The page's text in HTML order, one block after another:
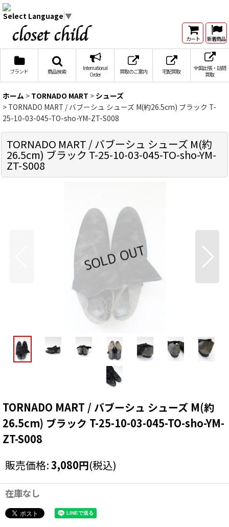
Select Language ▼
カート 新着商品
ブランド 商品検索
International
Order
買取のご案内 宅配買取
全国出張・訪問
買取
ホーム > TORNADO MART > シューズ
> TORNADO MART / バブーシュ シューズ M(約26.5cm) ブラック T-
25-10-03-045-TO-sho-YM-ZT-S008
TORNADO MART / バブーシュ シューズ M(約
26.5cm) ブラック T-25-10-03-045-TO-sho-YM-
ZT-S008
TORNADO MART / バブーシュ シューズ M(約
26.5cm) ブラック T-25-10-03-045-TO-sho-YM-
ZT-S008
販売価格:3,080円(税込)
在庫なし